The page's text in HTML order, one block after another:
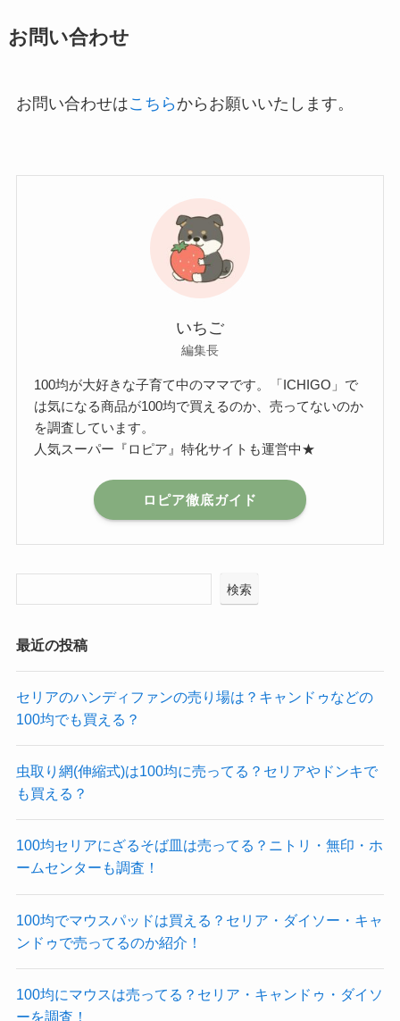
お問い合わせ
お問い合わせはこちら からお願いいたします。
いちご
編集長
100均が大好きな子育て中のママです。「ICHIGO」で
は気になる商品が100均で買えるのか、売ってないのか
を調査しています。
人気スーパー『ロピア』特化サイトも運営中★
ロピア徹底ガイド
検索
最近の投稿
セリアのハンディファンの売り場は？キャンドゥなどの
100均でも買える？
虫取り網(伸縮式)は100均に売ってる？セリアやドンキで
も買える？
100均セリアにざるそば皿は売ってる？ニトリ・無印・ホ
ームセンターも調査！
100均でマウスパッドは買える？セリア・ダイソー・キャ
ンドゥで売ってるのか紹介！
100均にマウスは売ってる？セリア・キャンドゥ・ダイソ
ーを調査！